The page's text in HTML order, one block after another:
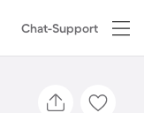
Chat-Support